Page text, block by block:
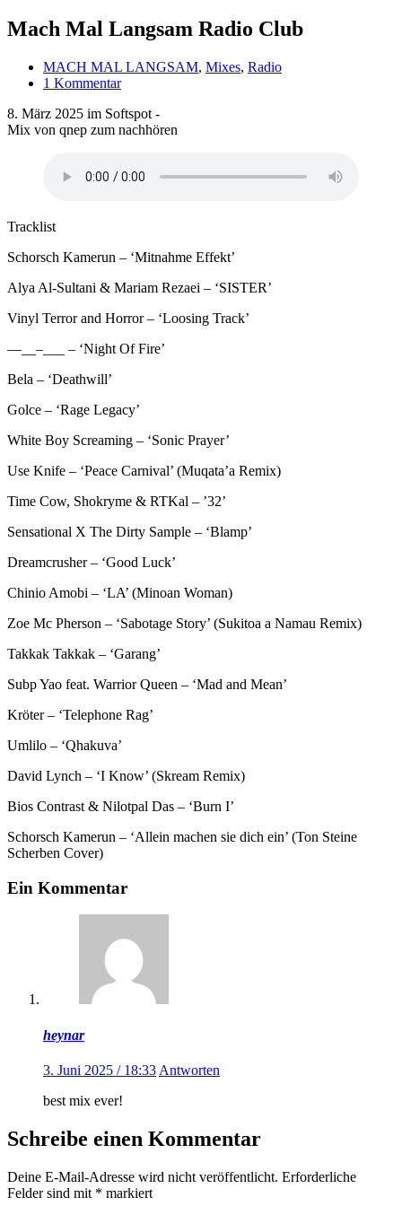
Mach Mal Langsam Radio Club
MACH MAL LANGSAM, Mixes, Radio
1 Kommentar
8. März 2025 im Softspot -
Mix von qnep zum nachhören
Tracklist
Schorsch Kamerun – ‘Mitnahme Effekt’
Alya Al-Sultani & Mariam Rezaei – ‘SISTER’
Vinyl Terror and Horror – ‘Loosing Track’
—__–___ – ‘Night Of Fire’
Bela – ‘Deathwill’
Golce – ‘Rage Legacy’
White Boy Screaming – ‘Sonic Prayer’
Use Knife – ‘Peace Carnival’ (Muqata’a Remix)
Time Cow, Shokryme & RTKal – ’32’
Sensational X The Dirty Sample – ‘Blamp’
Dreamcrusher – ‘Good Luck’
Chinio Amobi – ‘LA’ (Minoan Woman)
Zoe Mc Pherson – ‘Sabotage Story’ (Sukitoa a Namau Remix)
Takkak Takkak – ‘Garang’
Subp Yao feat. Warrior Queen – ‘Mad and Mean’
Kröter – ‘Telephone Rag’
Umlilo – ‘Qhakuva’
David Lynch – ‘I Know’ (Skream Remix)
Bios Contrast & Nilotpal Das – ‘Burn I’
Schorsch Kamerun – ‘Allein machen sie dich ein’ (Ton Steine
Scherben Cover)
Ein Kommentar
heynar
3. Juni 2025 / 18:33 Antworten
best mix ever!
Schreibe einen Kommentar
Deine E-Mail-Adresse wird nicht veröffentlicht. Erforderliche
Felder sind mit * markiert